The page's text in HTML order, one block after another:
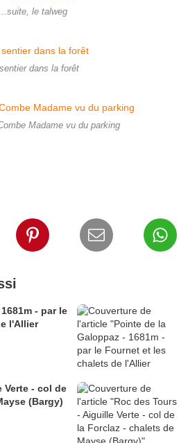
le talweg
dans la forêt
Madame vu du parking
- par le
l'Allier
Verte - col de
(Bargy)